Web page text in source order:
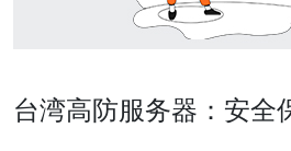
台湾高防服务器：安全